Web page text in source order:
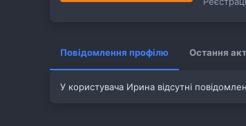
Повідомлення профілю Остання
У користувача Ирина відсутні